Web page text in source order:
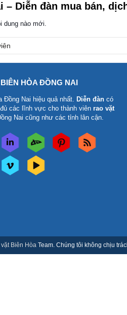
– Diễn đàn mua bán,
dung nào mới.
HÒA ĐỒNG NAI
Đồng Nai hiệu quả nhất. Diễn đàn có
các lĩnh vực cho thành viên rao vặt
Nai cũng như các tỉnh lân cận.
Biên Hòa Team. Chúng tôi không chịu